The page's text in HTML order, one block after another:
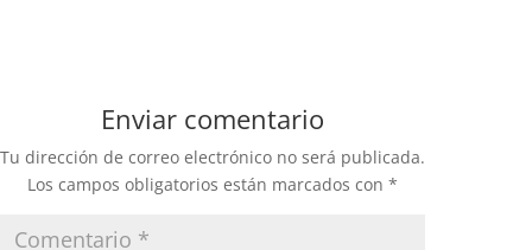
Enviar comentario
Tu dirección de correo electrónico no será publicada.
Los campos obligatorios están marcados con*